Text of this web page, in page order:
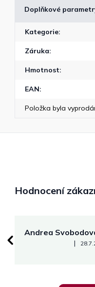
Doplňkové
Kategorie:
Záruka:
Hmotnost:
EAN:
Položka byla
Hodnocení
Andrea
Hodnocení |